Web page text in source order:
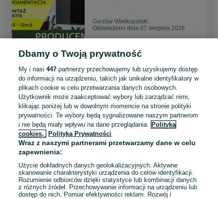
Gorzów Wielkopolski
Odświeżono dnia 07 sierpnia 2026
Szamba Betonowe 10m3 i
inne Zbiorniki na Deszczówkę,
SZAMBO , Piwnica
3 000 zł
Toruń
Odświeżono dnia 07 sierpnia 2026
Szamba Betonowe 10m3 i
inne Zbiorniki na Deszczówkę,
Bydgoszcz
Odświeżono dnia 07 sierpnia 2026
Dbamy o Twoją prywatność
My i nasi447 partnerzy przechowujemy lub uzyskujemy dostęp
do informacji na urządzeniu, takich jak unikalne identyfikatory w
plikach cookie w celu przetwarzania danych osobowych.
Użytkownik może zaakceptować wybory lub zarządzać nimi,
klikając poniżej lub w dowolnym momencie na stronie polityki
prywatności. Te wybory będą sygnalizowane naszym partnerom
i nie będą miały wpływu na dane przeglądania. Polityka
cookies,
Polityka Prywatności
Wraz z naszymi partnerami przetwarzamy dane w celu
zapewnienia:
Użycie dokładnych danych geolokalizacyjnych. Aktywne
skanowanie charakterystyki urządzenia do celów identyfikacji.
Rozumienie odbiorców dzięki statystyce lub kombinacji danych
z różnych źródeł. Przechowywanie informacji na urządzeniu lub
dostęp do nich. Pomiar efektywności reklam. Rozwój i